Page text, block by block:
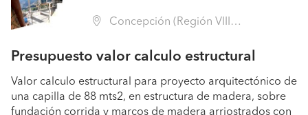
Concepción (Región VIII Biobío - Concepción)
Presupuesto valor calculo estructural
Valor calculo estructural para proyecto arquitectónico de
una capilla de 88 mts2, en estructura de madera, sobre
fundación corrida y marcos de madera arriostrados con